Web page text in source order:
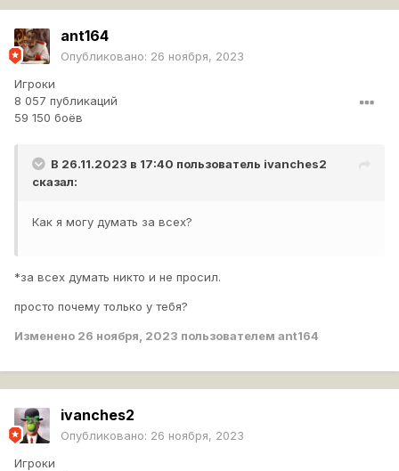
ant164
Опубликовано: 26 ноября, 2023
Игроки
8 057 публикаций
59 150 боёв
В 26.11.2023 в 17:40 пользователь ivanches2
сказал:
Как я могу думать за всех?
*за всех думать никто и не просил.
просто почему только у тебя?
Изменено 26 ноября, 2023 пользователем ant164
ivanches2
Опубликовано: 26 ноября, 2023
Игроки